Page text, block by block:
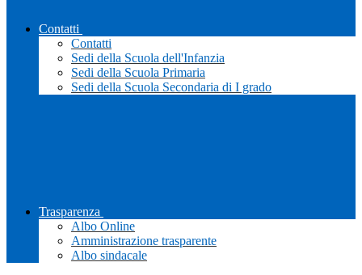
Contatti
Contatti
Sedi della Scuola dell'Infanzia
Sedi della Scuola Primaria
Sedi della Scuola Secondaria di I grado
Trasparenza
Albo Online
Amministrazione trasparente
Albo sindacale